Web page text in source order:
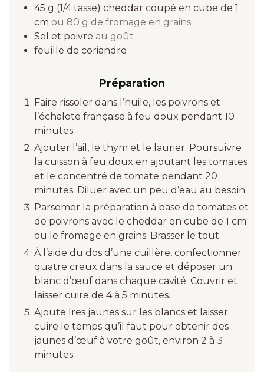
45 g (1/4 tasse) cheddar coupé en cube de 1
cm ou 80 g de fromage en grains
Sel et poivre au goût
feuille de coriandre
Préparation
Faire rissoler dans l’huile, les poivrons et
l’échalote française à feu doux pendant 10
minutes.
Ajouter l’ail, le thym et le laurier. Poursuivre
la cuisson à feu doux en ajoutant les tomates
et le concentré de tomate pendant 20
minutes. Diluer avec un peu d’eau au besoin.
Parsemer la préparation à base de tomates et
de poivrons avec le cheddar en cube de 1 cm
ou le fromage en grains. Brasser le tout.
À l’aide du dos d’une cuillère, confectionner
quatre creux dans la sauce et déposer un
blanc d’œuf dans chaque cavité. Couvrir et
laisser cuire de 4 à 5 minutes.
Ajoute lres jaunes sur les blancs et laisser
cuire le temps qu’il faut pour obtenir des
jaunes d’œuf à votre goût, environ 2 à 3
minutes.